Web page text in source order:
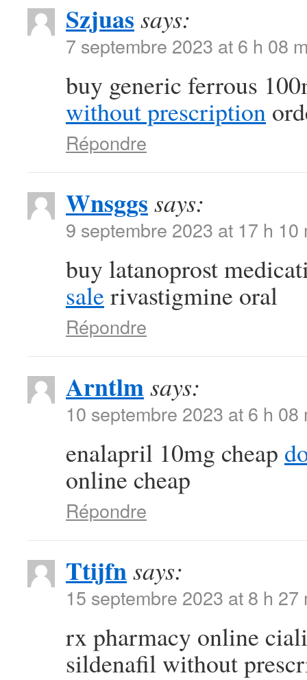
Szjuas says:
7 septembre 2023 at 6 h 08
buy generic ferrous
without prescription
Répondre
Wnsggs says:
9 septembre 2023 at 17 h 10
buy latanoprost
sale rivastigmine oral
Répondre
Arntlmsays:
10 septembre 2023 at 6 h 08
enalapril 10mg cheap
online cheap
Répondre
Ttijfnsays:
15 septembre 2023 at 8 h 27
rx pharmacy online
sildenafil without